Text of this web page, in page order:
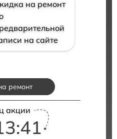
на ремонт
на сайте
ремонт
акции